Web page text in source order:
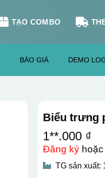
TẠO COMBO
BÁO GIÁ DEMO
Biểu trưng
1**.000 ₫
Đăng kýhoặc
TG sản xuất: